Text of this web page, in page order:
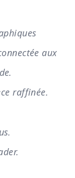
aux
raffinée.